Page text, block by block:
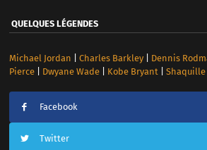
QUELQUES LÉGENDES
Michael Jordan Charles Barkley| Dennis
Pierce| Dwyane Wade| Kobe Bryant Shaquille
Facebook
Twitter